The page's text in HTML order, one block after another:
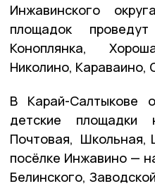
Инжавинского
площадок
Коноплянка,
Николино, Караваино,
В Карай-Салтыкове
детские площадки
Почтовая, Школьная,
посёлке Инжавино —
Белинского,